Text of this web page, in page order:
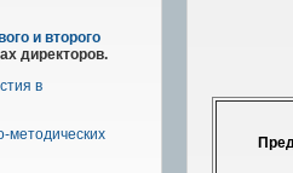
и второго
директоров.
в
методических